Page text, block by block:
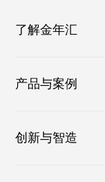
了解金年汇
产品与案例
创新与智造